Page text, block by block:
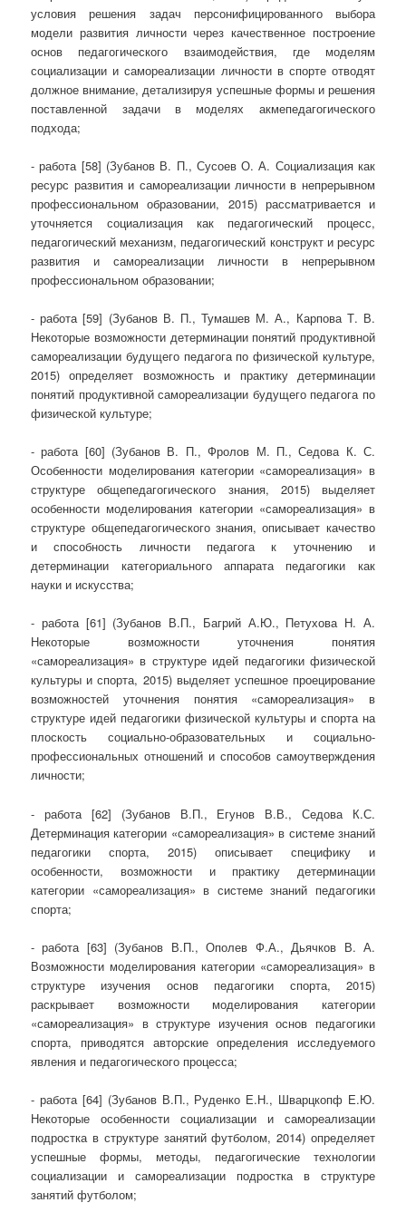
условия решения задач персонифицированного выбора
модели развития личности через качественное построение
основ педагогического взаимодействия, где моделям
социализации и самореализации личности в спорте отводят
должное внимание, детализируя успешные формы и решения
поставленной задачи в моделях акмепедагогического
подхода;
- работа [58] (Зубанов В. П., Сусоев О. А. Социализация как
ресурс развития и самореализации личности в непрерывном
профессиональном образовании, 2015) рассматривается и
уточняется социализация как педагогический процесс,
педагогический механизм, педагогический конструкт и ресурс
развития и самореализации личности в непрерывном
профессиональном образовании;
- работа [59] (Зубанов В. П., Тумашев М. А., Карпова Т. В.
Некоторые возможности детерминации понятий продуктивной
самореализации будущего педагога по физической культуре,
2015) определяет возможность и практику детерминации
понятий продуктивной самореализации будущего педагога по
физической культуре;
- работа [60] (Зубанов В. П., Фролов М. П., Седова К. С.
Особенности моделирования категории «самореализация» в
структуре общепедагогического знания, 2015) выделяет
особенности моделирования категории «самореализация» в
структуре общепедагогического знания, описывает качество
и способность личности педагога к уточнению и
детерминации категориального аппарата педагогики как
науки и искусства;
- работа [61] (Зубанов В.П., Багрий А.Ю., Петухова Н. А.
Некоторые возможности уточнения понятия
«самореализация» в структуре идей педагогики физической
культуры и спорта, 2015) выделяет успешное проецирование
возможностей уточнения понятия «самореализация» в
структуре идей педагогики физической культуры и спорта на
плоскость социально-образовательных и социально-
профессиональных отношений и способов самоутверждения
личности;
- работа [62] (Зубанов В.П., Егунов В.В., Седова К.С.
Детерминация категории «самореализация» в системе знаний
педагогики спорта, 2015) описывает специфику и
особенности, возможности и практику детерминации
категории «самореализация» в системе знаний педагогики
спорта;
- работа [63] (Зубанов В.П., Ополев Ф.А., Дьячков В. А.
Возможности моделирования категории «самореализация» в
структуре изучения основ педагогики спорта, 2015)
раскрывает возможности моделирования категории
«самореализация» в структуре изучения основ педагогики
спорта, приводятся авторские определения исследуемого
явления и педагогического процесса;
- работа [64] (Зубанов В.П., Руденко Е.Н., Шварцкопф Е.Ю.
Некоторые особенности социализации и самореализации
подростка в структуре занятий футболом, 2014) определяет
успешные формы, методы, педагогические технологии
социализации и самореализации подростка в структуре
занятий футболом;